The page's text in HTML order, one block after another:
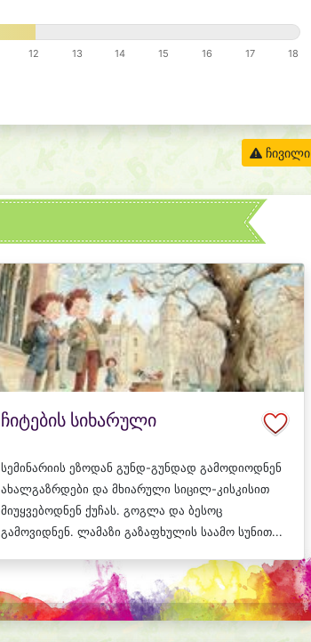
12 13 14 15 16 17 18
ჩივილი
ჩიტების სიხარული
სემინარიის ეზოდან გუნდ-გუნდად გამოდიოდნენ
ახალგაზრდები და მხიარული სიცილ-კისკისით
მიუყვებოდნენ ქუჩას. გოგლა და ბესოც
გამოვიდნენ. ლამაზი გაზაფხულის საამო სუნით...